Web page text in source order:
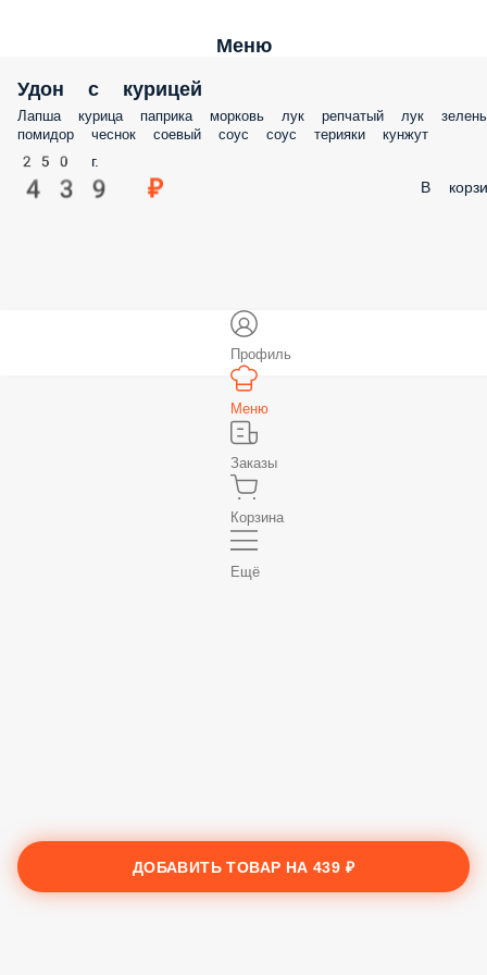
Меню
Удон с курицей
Лапша курица паприка морковь лук репчатый лук
помидор чеснок соевый соус соус терияки кунжут
250 г.
439 ₽ В
ДОБАВИТЬ ТОВАР НА439 ₽
Профиль
Меню
Заказы
Корзина
Ещё